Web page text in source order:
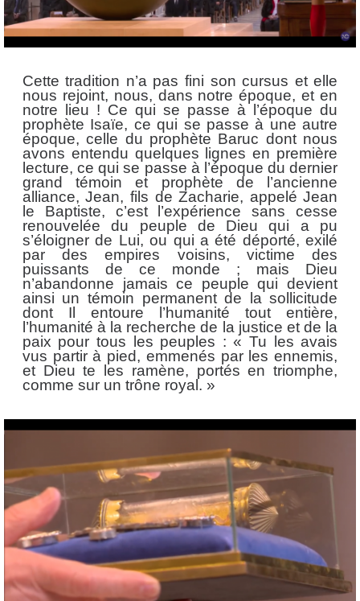
Cette tradition n’a pas fini son cursus et elle
nous rejoint, nous, dans notre époque, et en
notre lieu ! Ce qui se passe à l’époque du
prophète Isaïe, ce qui se passe à une autre
époque, celle du prophète Baruc dont nous
avons entendu quelques lignes en première
lecture, ce qui se passe à l’époque du dernier
grand témoin et prophète de l’ancienne
alliance, Jean, fils de Zacharie, appelé Jean
le Baptiste, c’est l’expérience sans cesse
renouvelée du peuple de Dieu qui a pu
s’éloigner de Lui, ou qui a été déporté, exilé
par des empires voisins, victime des
puissants de ce monde ; mais Dieu
n’abandonne jamais ce peuple qui devient
ainsi un témoin permanent de la sollicitude
dont Il entoure l’humanité tout entière,
l’humanité à la recherche de la justice et de la
paix pour tous les peuples : « Tu les avais
vus partir à pied, emmenés par les ennemis,
et Dieu te les ramène, portés en triomphe,
comme sur un trône royal. »